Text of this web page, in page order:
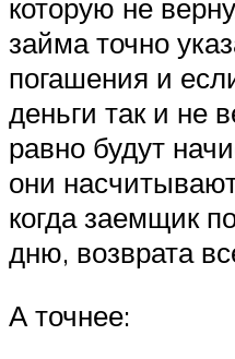
которую не
займа точно
погашения и
деньги так и не
равно будут
они
когда заемщик
дню, возврата
А точнее: